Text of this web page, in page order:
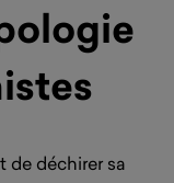
de déchirer sa